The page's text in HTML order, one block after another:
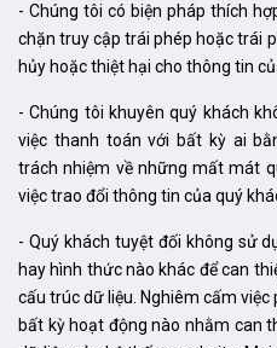
- Chúng tôi có biện pháp thích
chặn truy cập trái phép hoặc trái
hủy hoặc thiệt hại cho thông tin
- Chúng tôi khuyên quý khách
việc thanh toán với bất kỳ ai
trách nhiệm về những mất mát
việc trao đổi thông tin của quý
- Quý khách tuyệt đối không sử
hay hình thức nào khác để can
cấu trúc dữ liệu. Nghiêm cấm
bất kỳ hoạt động nào nhằm can